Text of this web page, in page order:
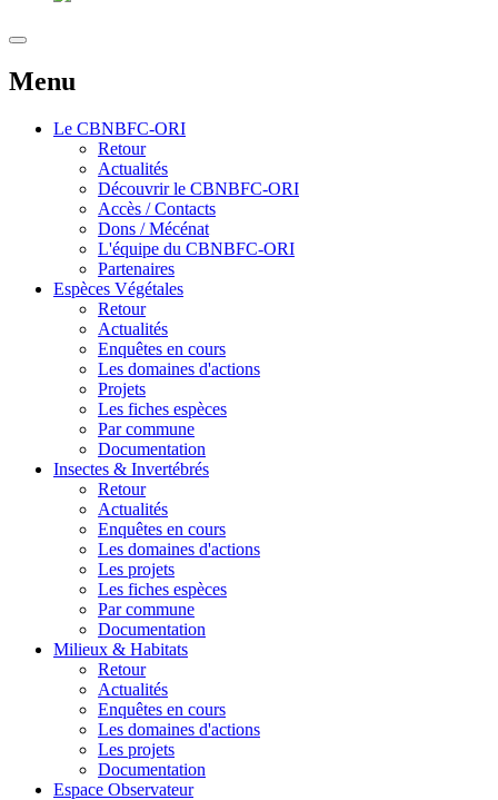
Menu
Le CBNBFC-ORI
Retour
Actualités
Découvrir le CBNBFC-ORI
Accès / Contacts
Dons / Mécénat
L'équipe du CBNBFC-ORI
Partenaires
Espèces Végétales
Retour
Actualités
Enquêtes en cours
Les domaines d'actions
Projets
Les fiches espèces
Par commune
Documentation
Insectes & Invertébrés
Retour
Actualités
Enquêtes en cours
Les domaines d'actions
Les projets
Les fiches espèces
Par commune
Documentation
Milieux & Habitats
Retour
Actualités
Enquêtes en cours
Les domaines d'actions
Les projets
Documentation
Espace Observateur